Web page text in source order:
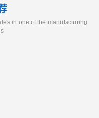
in one of the manufacturing